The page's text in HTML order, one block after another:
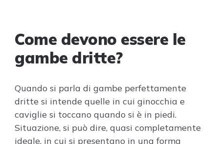
Come devono essere le
gambe dritte?
Quando si parla di gambe perfettamente
dritte si intende quelle in cui ginocchia e
caviglie si toccano quando si è in piedi.
Situazione, si può dire, quasi completamente
ideale, in cui si presentano in una forma